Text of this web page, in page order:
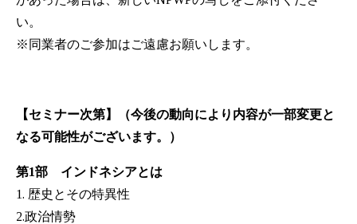
い。
※同業者のご参加はご遠慮お願いします。
【セミナー次第】（今後の動向により内容が一部変更と
なる可能性がございます。）
第1部 インドネシアとは
1. 歴史とその特異性
2.政治情勢